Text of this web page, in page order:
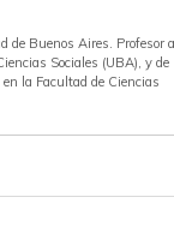
de Buenos Aires. Profesor a
Sociales (UBA), y de
la Facultad de Ciencias